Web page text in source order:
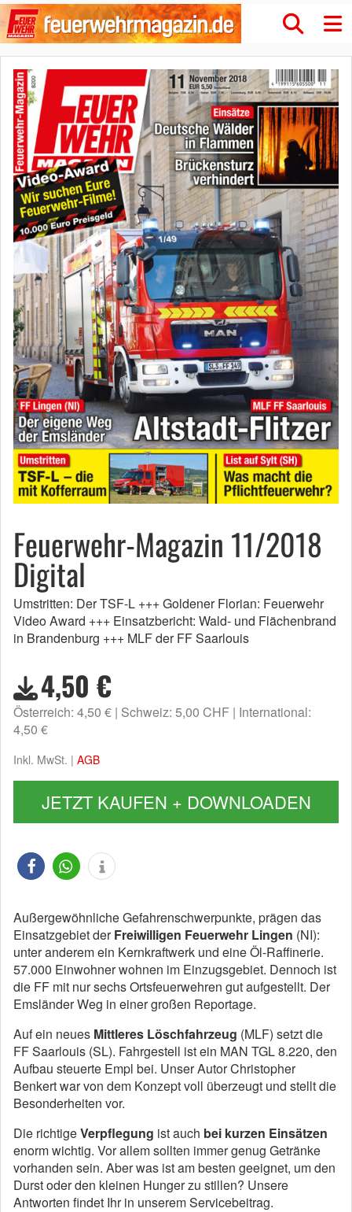
Feuerwehr-Magazin 11/2018
Digital
Umstritten: Der TSF-L +++ Goldener Florian: Feuerwehr
Video Award +++ Einsatzbericht: Wald- und Flächenbrand
in Brandenburg +++ MLF der FF Saarlouis
4,50 €
Österreich: 4,50 € Schweiz: 5,00 CHF International:
4,50 €
Inkl. MwSt. | AGB
JETZT KAUFEN + DOWNLOADEN
Außergewöhnliche Gefahrenschwerpunkte, prägen das
Einsatzgebiet derFreiwilligen Feuerwehr Lingen (NI):
unter anderem ein Kernkraftwerk und eine Öl-Raffinerie.
57.000 Einwohner wohnen im Einzugsgebiet. Dennoch ist
die FF mit nur sechs Ortsfeuerwehren gut aufgestellt. Der
Emsländer Weg in einer großen Reportage.
Auf ein neues Mittleres Löschfahrzeug (MLF) setzt die
FF Saarlouis (SL). Fahrgestell ist ein MAN TGL 8.220, den
Aufbau steuerte Empl bei. Unser Autor Christopher
Benkert war von dem Konzept voll überzeugt und stellt die
Besonderheiten vor.
Die richtigeVerpflegung ist auch bei kurzen Einsätzen
enorm wichtig. Vor allem sollten immer genug Getränke
vorhanden sein. Aber was ist am besten geeignet, um den
Durst oder den kleinen Hunger zu stillen? Unsere
Antworten findet Ihr in unserem Servicebeitrag.